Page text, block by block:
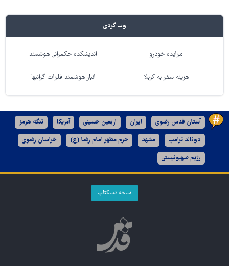
وب گردی
مزایده خودرو اندیشکده حکمرانی هوشمند
هزینه سفر به کربلا انبار هوشمند فلزات گرانبها
آستان قدس رضوی ایران اربعین حسینی آمریکا تنگه هرمز
دونالد ترامپ مشهد حرم مطهر امام رضا (ع) خراسان رضوی
رژیم صهیونیستی
نسخه دسکتاپ